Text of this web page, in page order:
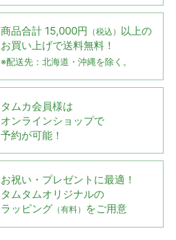
商品合計 15,000円 （税込） 以上の
お買い上げで送料無料！
※配送先：北海道・沖縄を除く。
タムカ会員様は
オンラインショップで
予約が可能！
お祝い・プレゼントに最適！
タムタムオリジナルの
ラッピング （有料） をご用意